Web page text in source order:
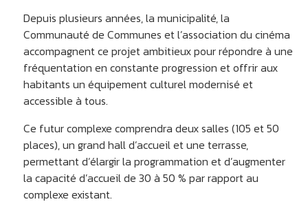
Depuis plusieurs années, la municipalité, la
Communauté de Communes et l’association du cinéma
accompagnent ce projet ambitieux pour répondre à une
fréquentation en constante progression et offrir aux
habitants un équipement culturel modernisé et
accessible à tous.
Ce futur complexe comprendra deux salles (105 et 50
places), un grand hall d’accueil et une terrasse,
permettant d’élargir la programmation et d’augmenter
la capacité d’accueil de 30 à 50 % par rapport au
complexe existant.